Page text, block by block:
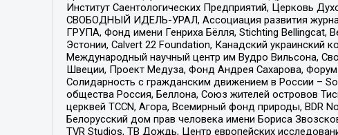
Институт Саентологических Предприятий, Церковь
СВОБОДНЫЙ ИДЕЛЬ-УРАЛ, Ассоциация развития
ГРУПА, Фонд имени Генриха Бёлля, Stichting Bellingcat,
Эстонии, Calvert 22 Foundation, Канадский
Международный научный центр им Вудро Вильсона,
Швеции, Проект Медуза, Фонд Андрея Сахарова,
Солидарность с гражданским движением в России –
общества Россия, Беллона, Союз жителей островов
церквей TCCN, Агора, Всемирный фонд природы, BDR
Белорусский дом прав человека имени Бориса
TVR Studios, ТВ Дождь, Центр европейских